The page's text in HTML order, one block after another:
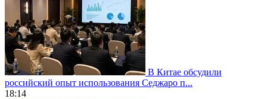
В Китае обсудили
российский опыт использования Седжаро п...
18:14